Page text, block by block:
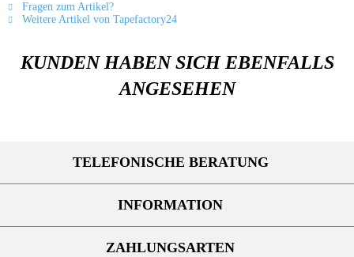
Fragen zum Artikel?
Weitere Artikel von Tapefactory24
KUNDEN HABEN SICH EBENFALLS
ANGESEHEN
TELEFONISCHE BERATUNG
INFORMATION
ZAHLUNGSARTEN